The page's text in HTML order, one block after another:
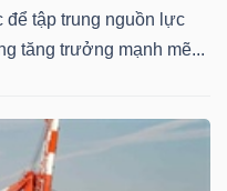
tập trung nguồn lực
tăng trưởng mạnh mẽ...